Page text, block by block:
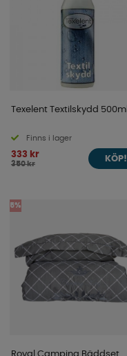
Texelent Textilskydd 500ml
Finns i lager
333 kr
350 kr
KÖP!
5%
Royal Camping Bäddset